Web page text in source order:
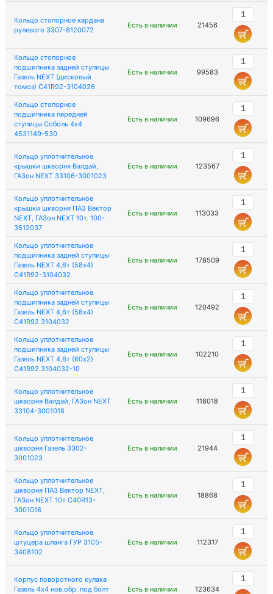
Кольцо стопорное кардана
рулевого 3307-8120072
Есть в наличии 21456
Кольцо стопорное
подшипника задней ступицы
Газель NEXT (дисковый
томоз) C41R92-3104026
Есть в наличии 99583
Кольцо стопорное
подшипника передней
ступицы Соболь 4х4
4531149-530
Есть в наличии 109696
Кольцо уплотнительное
крышки шкворня Валдай,
ГАЗон NEXT 33106-3001023
Есть в наличии 123567
Кольцо уплотнительное
крышки шкворня ПАЗ Вектор
NEXT, ГАЗон NEXT 10т. 100-
3512037
Есть в наличии 113033
Кольцо уплотнительное
подшипника задней ступицы
Газель NEXT 4,6т (58х4)
C41R92-3104032
Есть в наличии 178509
Кольцо уплотнительное
подшипника задней ступицы
Газель NEXT 4,6т (58х4)
C41R92.3104032
Есть в наличии 120492
Кольцо уплотнительное
подшипника задней ступицы
Газель NEXT 4,6т (60х2)
C41R92.3104032-10
Есть в наличии 102210
Кольцо уплотнительное
шкворня Валдай, ГАЗон NEXT
33104-3001018
Есть в наличии 118018
Кольцо уплотнительное
шкворня Газель 3302-
3001023
Есть в наличии 21944
Кольцо уплотнительное
шкворня ПАЗ Вектор NEXT,
ГАЗон NEXT 10т C40R13-
3001018
Есть в наличии 18868
Кольцо уплотнительное
штуцера шланга ГУР 3105-
3408102
Есть в наличии 112317
Корпус поворотного кулака
Газель 4х4 нов.обр. под болт
Есть в наличии 123634